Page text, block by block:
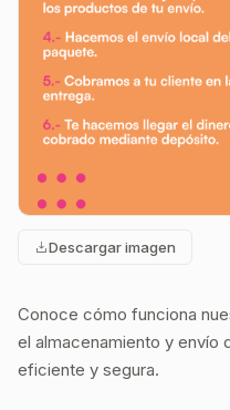
Descargar imagen
Conoce cómo funciona
el almacenamiento y envío
eficiente y segura.